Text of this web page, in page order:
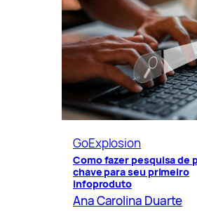
GoExplosion
Como fazer pesquisa de
chave para seu primeiro
infoproduto
Ana Carolina Duarte